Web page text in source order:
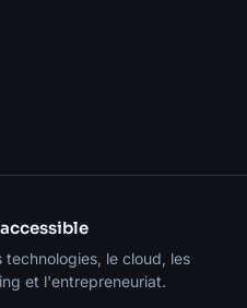
technologies, le cloud, les
et l'entrepreneuriat.